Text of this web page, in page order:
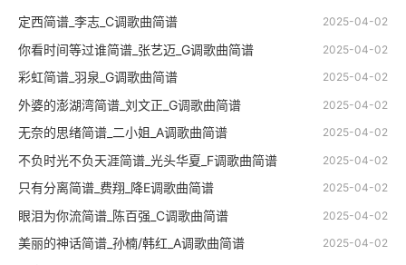
2025-04-02
定西简谱_李志_C调歌曲简谱
2025-04-02
你看时间等过谁简谱_张艺迈_G调歌曲简谱
2025-04-02
彩虹简谱_羽泉_G调歌曲简谱
2025-04-02
外婆的澎湖湾简谱_刘文正_G调歌曲简谱
2025-04-02
无奈的思绪简谱_二小姐_A调歌曲简谱
2025-04-02
不负时光不负天涯简谱_光头华夏_F调歌曲简谱
2025-04-02
只有分离简谱_费翔_降E调歌曲简谱
2025-04-02
眼泪为你流简谱_陈百强_C调歌曲简谱
2025-04-02
美丽的神话简谱_孙楠/韩红_A调歌曲简谱